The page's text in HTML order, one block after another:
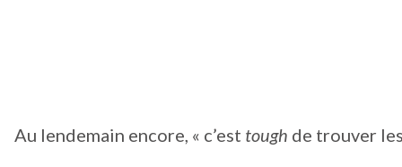
Au lendemain encore, « c’est tough de trouver